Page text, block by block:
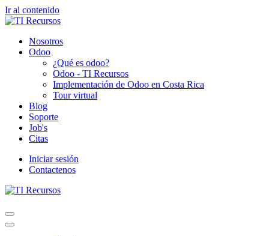
Ir al contenido
Nosotros
Odoo
¿Qué es odoo?
Odoo - TI Recursos
Implementación de Odoo en Costa Rica
Tour virtual
Blog
Soporte
Job's
Citas
Iniciar sesión
Contactenos